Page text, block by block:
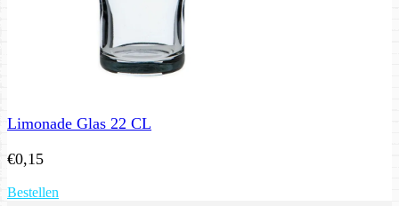
Limonade Glas 22 CL
€0,15
Bestellen